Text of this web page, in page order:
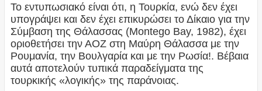
Το εντυπωσιακό είναι ότι, η Τουρκία, ενώ δεν έχει
υπογράψει και δεν έχει επικυρώσει το Δίκαιο για την
Σύμβαση της Θάλασσας (Montego Bay, 1982), έχει
οριοθετήσει την ΑΟΖ στη Μαύρη Θάλασσα με την
Ρουμανία, την Βουλγαρία και με την Ρωσία!. Βέβαια
αυτά αποτελούν τυπικά παραδείγματα της
τουρκικής «λογικής» της παράνοιας.